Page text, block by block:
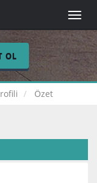
Toggle
OL
Özet